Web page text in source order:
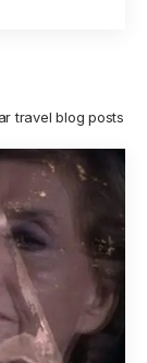
travel blog posts